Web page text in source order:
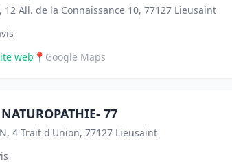
12 All. de la Connaissance 10, 77127 Lieusaint
web 📍 Google Maps
77
4 Trait d'Union, 77127 Lieusaint